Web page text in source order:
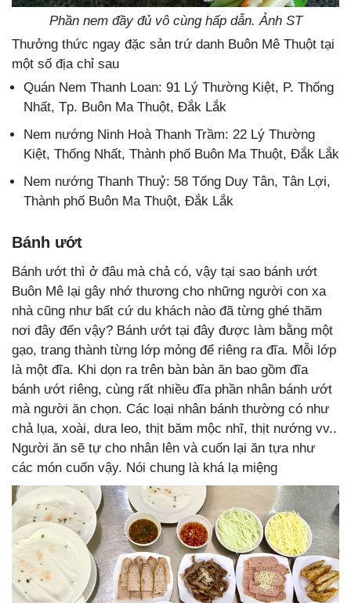
Phần nem đầy đủ vô cùng hấp dẫn. Ảnh ST
Thưởng thức ngay đặc sản trứ danh Buôn Mê Thuột tại
một số địa chỉ sau
Quán Nem Thanh Loan: 91 Lý Thường Kiệt, P. Thống
Nhất, Tp. Buôn Ma Thuột, Đắk Lắk
Nem nướng Ninh Hoà Thanh Trầm: 22 Lý Thường
Kiệt, Thống Nhất, Thành phố Buôn Ma Thuột, Đắk Lắk
Nem nướng Thanh Thuỷ: 58 Tống Duy Tân, Tân Lợi,
Thành phố Buôn Ma Thuột, Đắk Lắk
Bánh ướt
Bánh ướt thì ở đâu mà chả có, vậy tại sao bánh ướt
Buôn Mê lại gây nhớ thương cho những người con xa
nhà cũng như bất cứ du khách nào đã từng ghé thăm
nơi đây đến vậy? Bánh ướt tại đây được làm bằng một
gạo, trang thành từng lớp mỏng để riêng ra đĩa. Mỗi lớp
là một đĩa. Khi dọn ra trên bàn bàn ăn bao gồm đĩa
bánh ướt riêng, cùng rất nhiều đĩa phần nhân bánh ướt
mà người ăn chọn. Các loại nhân bánh thường có như
chả lụa, xoài, dưa leo, thịt băm mộc nhĩ, thịt nướng vv..
Người ăn sẽ tự cho nhân lên và cuốn lại ăn tựa như
các món cuốn vậy. Nói chung là khá lạ miệng